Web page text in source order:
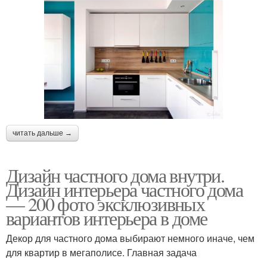
читать дальше →
Дизайн частного дома внутри.
Дизайн интерьера частного дома
— 200 фото эксклюзивных
вариантов интерьера в доме
Декор для частного дома выбирают немного иначе, чем
для квартир в мегаполисе. Главная задача